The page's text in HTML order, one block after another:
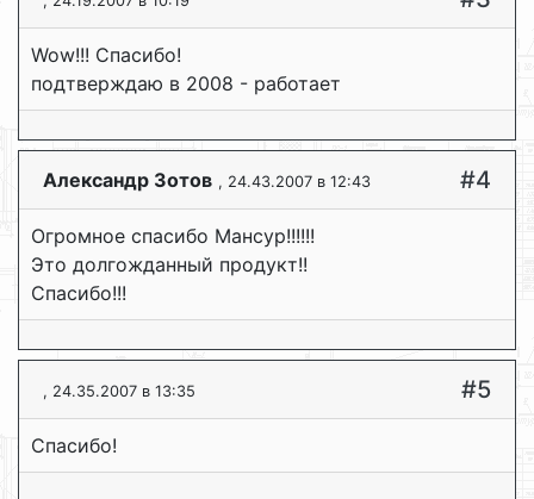
Wow!!! Спасибо!
подтверждаю в 2008 - работает
Александр Зотов , 24.43.2007 в 12:43 #4
Огромное спасибо Мансур!!!!!!
Это долгожданный продукт!!
Спасибо!!!
, 24.35.2007 в 13:35 #5
Спасибо!